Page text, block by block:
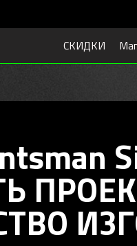
СКИДКИ